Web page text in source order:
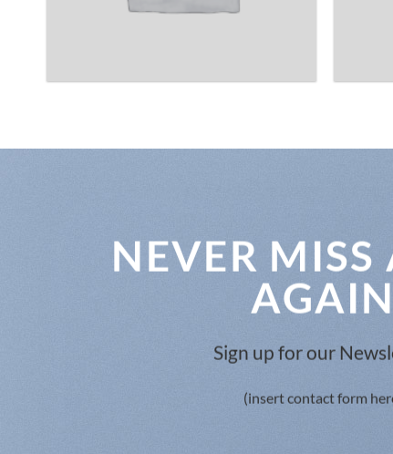
NEVER MISS
AGAIN
Sign up for our
(insert contact form